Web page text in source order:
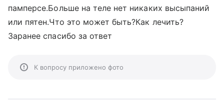
памперсе.Больше на теле нет никаких высыпаний
или пятен.Что это может быть?Как лечить?
Заранее спасибо за ответ
К вопросу приложено фото